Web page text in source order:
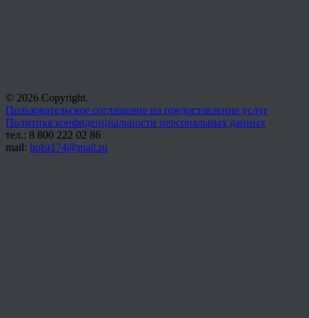
© 2026 Copyright.
Пользовательское соглашение на предоставление услуг
Политика конфиденциальности персональных данных
тел.: 8 800 222 02 86
mail: holst174@mail.ru